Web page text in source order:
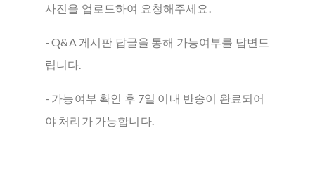
사진을 업로드하여 요청해주세요.
- Q&A 게시판 답글을 통해 가능여부를 답변드
립니다.
- 가능여부 확인 후 7일 이내 반송이 완료되어
야 처리가 가능합니다.